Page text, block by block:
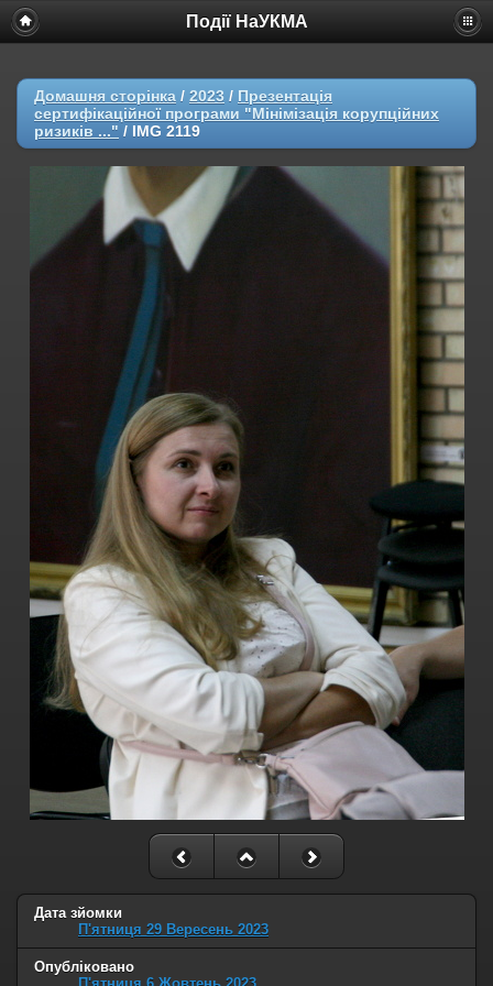
Події НаУКМА
Домашня сторінка / 2023 / Презентація
сертифікаційної програми "Мінімізація корупційних
ризиків ..." / IMG 2119
Дата зйомки
П'ятниця 29 Вересень 2023
Опубліковано